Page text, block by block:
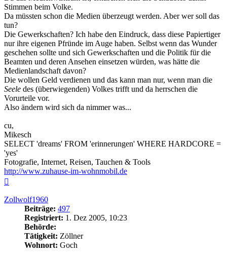
Stimmen beim Volke.
Da müssten schon die Medien überzeugt werden. Aber wer soll das
tun?
Die Gewerkschaften? Ich habe den Eindruck, dass diese Papiertiger
nur ihre eigenen Pfründe im Auge haben. Selbst wenn das Wunder
geschehen sollte und sich Gewerkschaften und die Politik für die
Beamten und deren Ansehen einsetzen würden, was hätte die
Medienlandschaft davon?
Die wollen Geld verdienen und das kann man nur, wenn man die
Seele des (überwiegenden) Volkes trifft und da herrschen die
Vorurteile vor.
Also ändern wird sich da nimmer was...
cu,
Mikesch
SELECT 'dreams' FROM 'erinnerungen' WHERE HARDCORE =
'yes'
Fotografie, Internet, Reisen, Tauchen & Tools
http://www.zuhause-im-wohnmobil.de
Zollwolf1960
Beiträge: 497
Registriert: 1. Dez 2005, 10:23
Behörde:
Tätigkeit: Zöllner
Wohnort: Goch